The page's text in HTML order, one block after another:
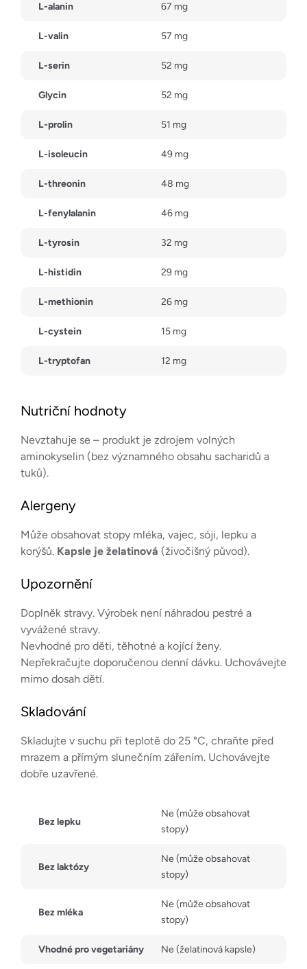
L-alanin 67 mg
L-valin 57 mg
L-serin 52 mg
Glycin 52 mg
L-prolin 51 mg
L-isoleucin 49 mg
L-threonin 48 mg
L-fenylalanin 46 mg
L-tyrosin 32 mg
L-histidin 29 mg
L-methionin 26 mg
L-cystein 15 mg
L-tryptofan 12 mg
Nutriční hodnoty
Nevztahuje se – produkt je zdrojem volných
aminokyselin (bez významného obsahu sacharidů a
tuků).
Alergeny
Může obsahovat stopy mléka, vajec, sóji, lepku a
korýšů. Kapsle je želatinová (živočišný původ).
Upozornění
Doplněk stravy. Výrobek není náhradou pestré a
vyvážené stravy.
Nevhodné pro děti, těhotné a kojící ženy.
Nepřekračujte doporučenou denní dávku. Uchovávejte
mimo dosah dětí.
Skladování
Skladujte v suchu při teplotě do 25 °C, chraňte před
mrazem a přímým slunečním zářením. Uchovávejte
dobře uzavřené.
Bez lepku
Ne (může obsahovat
stopy)
Bez laktózy
Ne (může obsahovat
stopy)
Bez mléka
Ne (může obsahovat
stopy)
Vhodné pro vegetariány Ne (želatinová kapsle)